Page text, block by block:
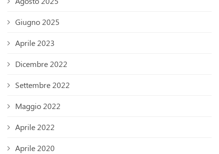
Giugno 2025
Aprile 2023
Dicembre 2022
Settembre 2022
Maggio 2022
Aprile 2022
Aprile 2020